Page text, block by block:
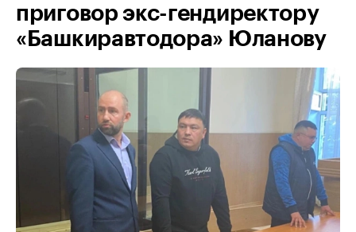
приговор экс-гендиректору
«Башкиравтодора» Юланову